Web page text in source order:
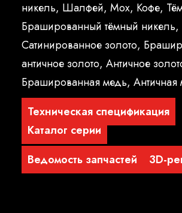
никель, Шалфей, Мох, Кофе,
Брашированный тёмный никель,
Сатинированное золото,
античное золото, Античное
Брашированная медь, Античная
Техническая спецификация
Каталог серии
Ведомость запчастей
3D-